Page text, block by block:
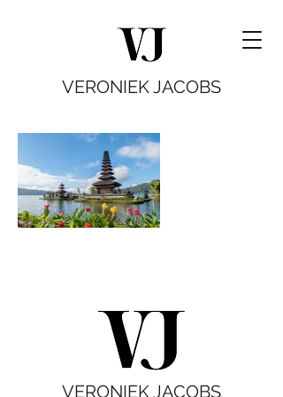
VERONIEK JACOBS
VERONIEK JACOBS